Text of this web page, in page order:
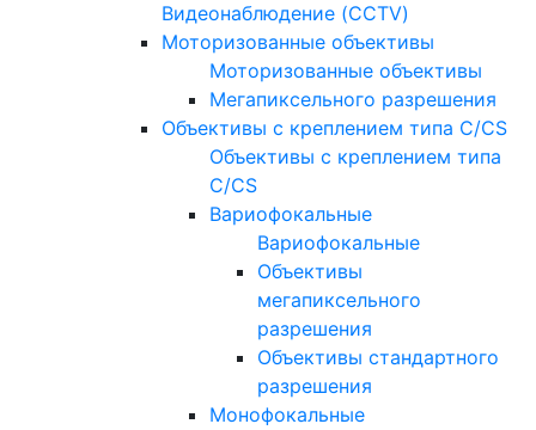
Видеонаблюдение (CCTV)
Моторизованные объективы
Моторизованные объективы
Мегапиксельного разрешения
Объективы с креплением типа C/CS
Объективы с креплением типа
C/CS
Вариофокальные
Вариофокальные
Объективы
мегапиксельного
разрешения
Объективы стандартного
разрешения
Монофокальные